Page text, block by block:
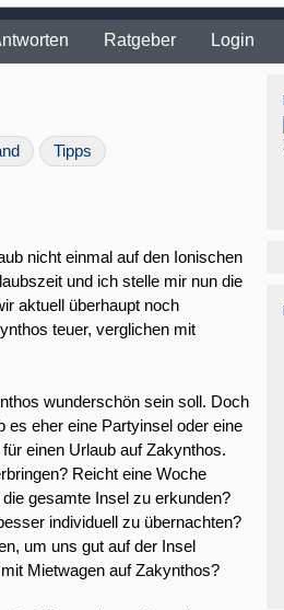
Ratgeber Login
Tipps
nicht einmal auf den Ionischen
und ich stelle mir nun die
aktuell überhaupt noch
teuer, verglichen mit
wunderschön sein soll. Doch
es eher eine Partyinsel oder eine
einen Urlaub auf Zakynthos.
Reicht eine Woche
gesamte Insel zu erkunden?
individuell zu übernachten?
um uns gut auf der Insel
Mietwagen auf Zakynthos?